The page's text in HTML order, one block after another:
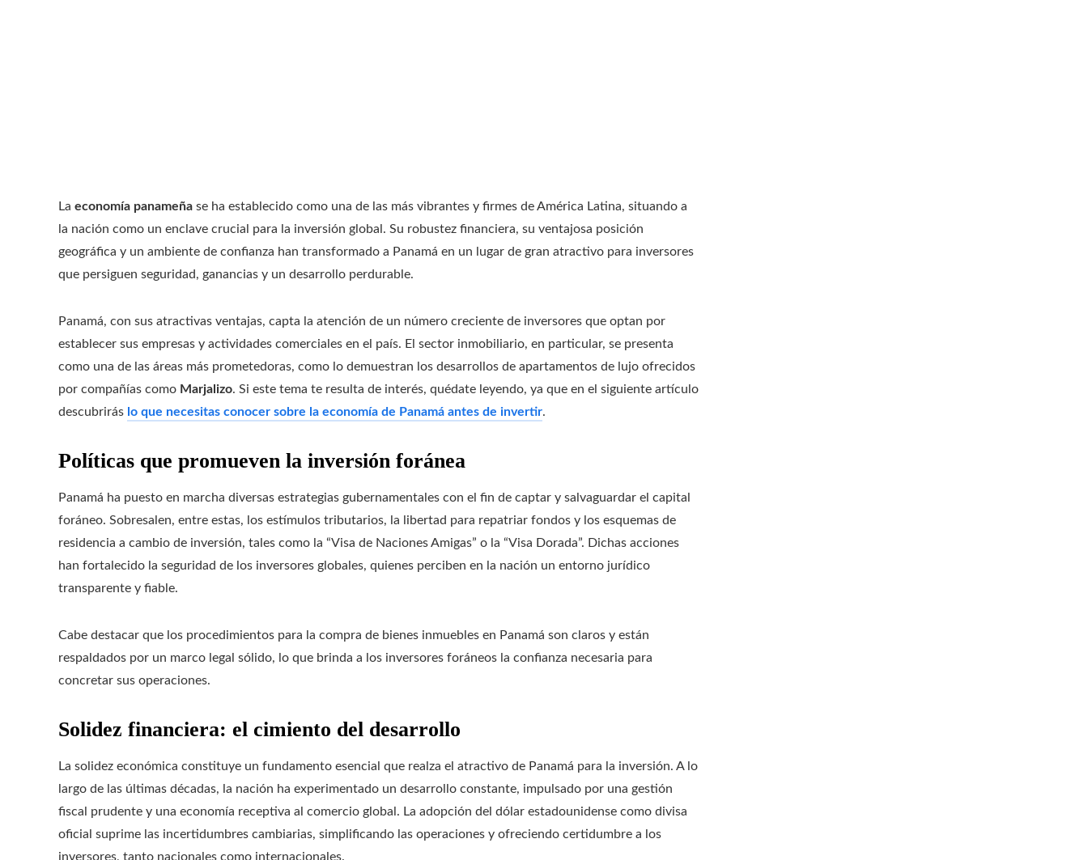
La economía panameña se ha establecido como una de las más vibrantes y firmes de América Latina, situando a
la nación como un enclave crucial para la inversión global. Su robustez financiera, su ventajosa posición
geográfica y un ambiente de confianza han transformado a Panamá en un lugar de gran atractivo para inversores
que persiguen seguridad, ganancias y un desarrollo perdurable.
Panamá, con sus atractivas ventajas, capta la atención de un número creciente de inversores que optan por
establecer sus empresas y actividades comerciales en el país. El sector inmobiliario, en particular, se presenta
como una de las áreas más prometedoras, como lo demuestran los desarrollos de apartamentos de lujo ofrecidos
por compañías como Marjalizo. Si este tema te resulta de interés, quédate leyendo, ya que en el siguiente artículo
descubrirás lo que necesitas conocer sobre la economía de Panamá antes de invertir.
Políticas que promueven la inversión foránea
Panamá ha puesto en marcha diversas estrategias gubernamentales con el fin de captar y salvaguardar el capital
foráneo. Sobresalen, entre estas, los estímulos tributarios, la libertad para repatriar fondos y los esquemas de
residencia a cambio de inversión, tales como la “Visa de Naciones Amigas” o la “Visa Dorada”. Dichas acciones
han fortalecido la seguridad de los inversores globales, quienes perciben en la nación un entorno jurídico
transparente y fiable.
Cabe destacar que los procedimientos para la compra de bienes inmuebles en Panamá son claros y están
respaldados por un marco legal sólido, lo que brinda a los inversores foráneos la confianza necesaria para
concretar sus operaciones.
Solidez financiera: el cimiento del desarrollo
La solidez económica constituye un fundamento esencial que realza el atractivo de Panamá para la inversión. A lo
largo de las últimas décadas, la nación ha experimentado un desarrollo constante, impulsado por una gestión
fiscal prudente y una economía receptiva al comercio global. La adopción del dólar estadounidense como divisa
oficial suprime las incertidumbres cambiarias, simplificando las operaciones y ofreciendo certidumbre a los
inversores, tanto nacionales como internacionales.